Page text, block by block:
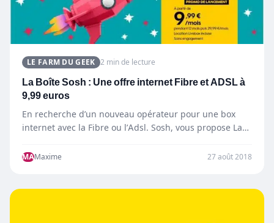
LE FARM DU GEEK 2 min de lecture
La Boîte Sosh : Une offre internet Fibre et ADSL à
9,99 euros
En recherche d’un nouveau opérateur pour une box
internet avec la Fibre ou l’Adsl. Sosh, vous propose La…
MAMaxime 27 août 2018